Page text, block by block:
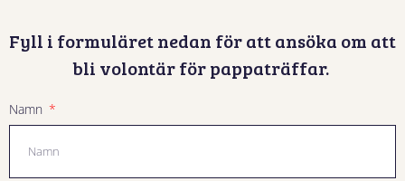
Fyll i formuläret nedan för att ansöka om att
bli volontär för pappaträffar.
Namn